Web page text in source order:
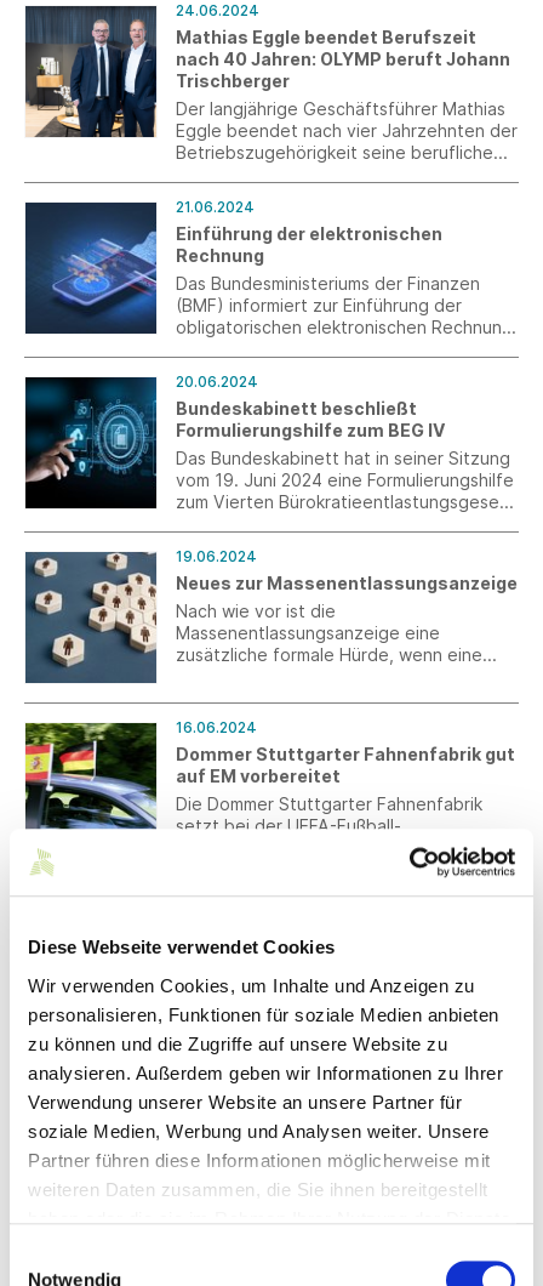
Diese Webseite verwendet Cookies
Wir verwenden Cookies, um Inhalte und Anzeigen zu
personalisieren, Funktionen für soziale Medien anbieten
zu können und die Zugriffe auf unsere Website zu
analysieren. Außerdem geben wir Informationen zu Ihrer
Verwendung unserer Website an unsere Partner für
soziale Medien, Werbung und Analysen weiter. Unsere
Partner führen diese Informationen möglicherweise mit
weiteren Daten zusammen, die Sie ihnen bereitgestellt
Notwendig
vorgelegt.
24.06.2024
Mathias Eggle beendet Berufszeit
nach 40 Jahren: OLYMP beruft Johann
Trischberger
Der langjährige Geschäftsführer Mathias
Eggle beendet nach vier Jahrzehnten der
Betriebszugehörigkeit seine berufliche
Produktion und Beschaffung, Johann
Trischberger.
21.06.2024
Einführung der elektronischen
Rechnung
Das Bundesministeriums der Finanzen
(BMF) informiert zur Einführung der
obligatorischen elektronischen Rechnung
20.06.2024
Bundeskabinett beschließt
Formulierungshilfe zum BEG IV
Das Bundeskabinett hat in seiner Sitzung
vom 19. Juni 2024 eine Formulierungshilfe
zum Vierten Bürokratieentlastungsgesetz
Nachweisgesetz vorsieht.
19.06.2024
Neues zur Massenentlassungsanzeige
Nach wie vor ist die
Massenentlassungsanzeige eine
zusätzliche formale Hürde, wenn eine
gekündigt werden muss.
16.06.2024
Dommer Stuttgarter Fahnenfabrik gut
auf EM vorbereitet
Die Dommer Stuttgarter Fahnenfabrik
setzt bei der UEFA-Fußball-
Europameisterschaft auf ihren Heimvorteil
13.06.2024
Kurányi für neue Poloshirt-Saison
Amtierender deutscher Modeanbieter
und ehemaliger Fußballprofi im selben
Trikot.
12.06.2024
Beweiswerterschütterung einer
Arbeitsunfähigkeitsbescheinigung
wegen Verstoß gegen die
Arbeitsunfähigkeits-Richtlinie
In jüngster Vergangenheit hatten wir
Arbeitsunfähigkeitsbescheinigungen